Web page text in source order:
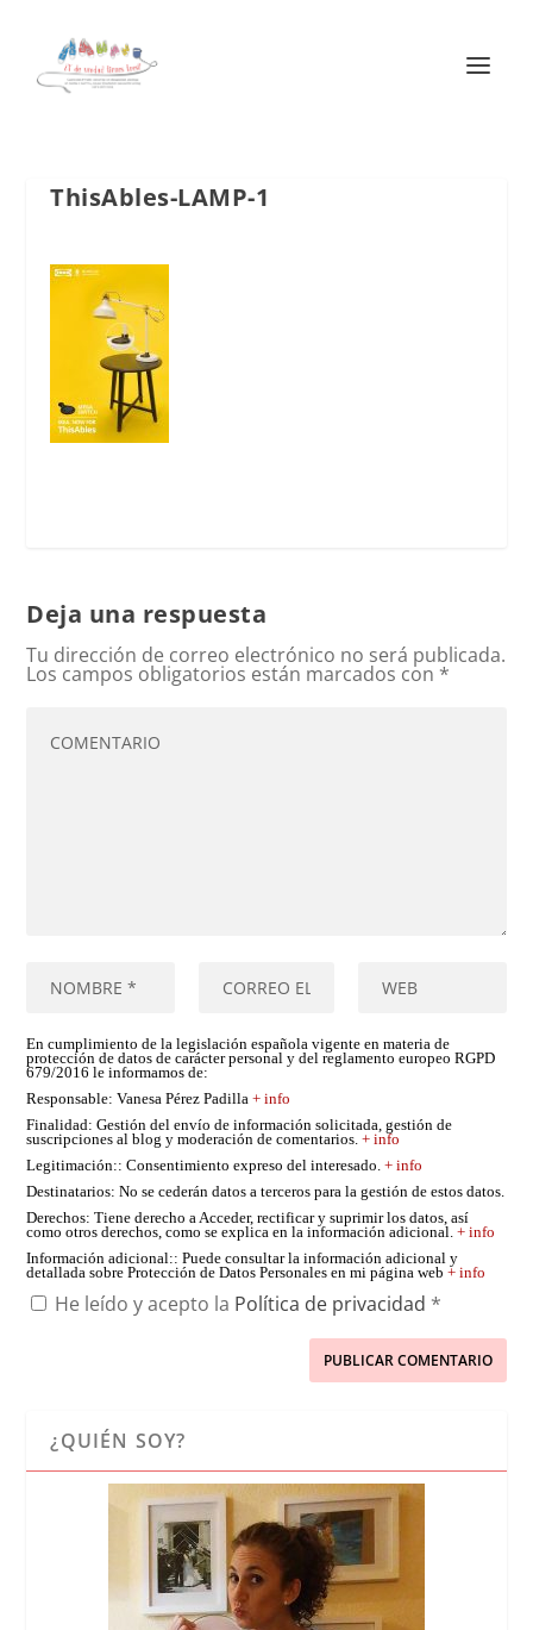
ThisAbles-LAMP-1
Deja una respuesta
Tu dirección de correo electrónico no será publicada.
Los campos obligatorios están marcados con *
En cumplimiento de la legislación española vigente en materia de
protección de datos de carácter personal y del reglamento europeo RGPD
679/2016 le informamos de:
Responsable: Vanesa Pérez Padilla+ info
Finalidad: Gestión del envío de información solicitada, gestión de
suscripciones al blog y moderación de comentarios.+ info
Legitimación:: Consentimiento expreso del interesado.+ info
Destinatarios: No se cederán datos a terceros para la gestión de estos datos.
Derechos: Tiene derecho a Acceder, rectificar y suprimir los datos, así
como otros derechos, como se explica en la información adicional.+ info
Información adicional:: Puede consultar la información adicional y
detallada sobre Protección de Datos Personales en mi página web+ info
He leído y acepto la Política de privacidad *
¿QUIÉN SOY?